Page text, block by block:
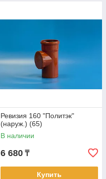
Ревизия 160 "Политэк"
(наруж.) (65)
В наличии
6 680 ₸
Купить